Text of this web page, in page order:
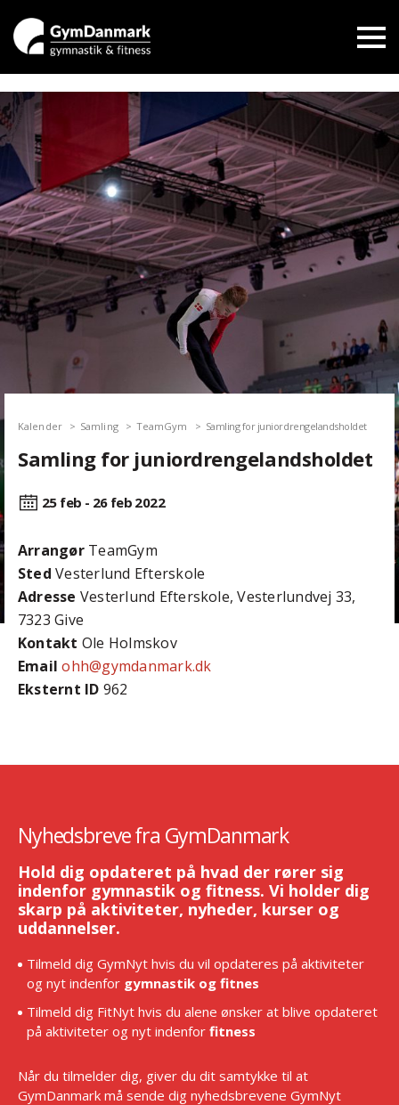
Kalender Samling TeamGym Samling for juniordrengelandsholdet
Samling for juniordrengelandsholdet
25 feb - 26 feb 2022
ArrangørTeamGym
Sted Vesterlund Efterskole
Adresse Vesterlund Efterskole, Vesterlundvej 33,
7323 Give
Kontakt Ole Holmskov
Email ohh@gymdanmark.dk
Eksternt ID 962
Nyhedsbreve fra GymDanmark
Hold dig opdateret på hvad der rører sig
indenfor gymnastik og fitness. Vi holder dig
skarp på aktiviteter, nyheder, kurser og
uddannelser.
Tilmeld dig GymNyt hvis du vil opdateres på aktiviteter
og nyt indenfor gymnastik og fitnes
Tilmeld dig FitNyt hvis du alene ønsker at blive opdateret
på aktiviteter og nyt indenfor fitness
Når du tilmelder dig, giver du dit samtykke til at
GymDanmark må sende dig nyhedsbrevene GymNyt